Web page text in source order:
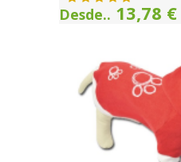
Desde.. 13,78 €